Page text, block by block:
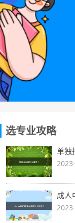
选专业攻略
单独
成人